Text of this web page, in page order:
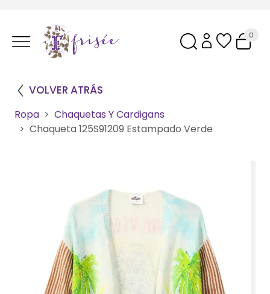
0
VOLVER ATRÁS
Ropa
Chaquetas Y Cardigans
Chaqueta 125S91209 Estampado Verde